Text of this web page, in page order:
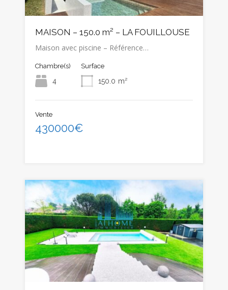
MAISON – 150.0 m² – LA FOUILLOUSE
Maison avec piscine – Référence…
Chambre(s)
4
Surface
150.0 m²
Vente
430000€